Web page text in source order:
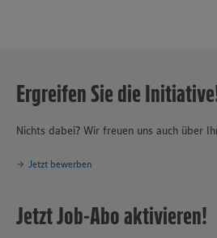
Ergreifen Sie die
Nichts dabei? Wir freuen uns auch über
Jetzt bewerben
Jetzt Job-Abo aktivieren!